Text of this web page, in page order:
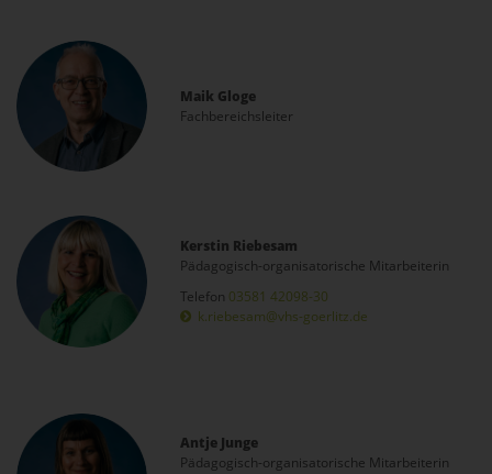
Maik Gloge
Fachbereichsleiter
Kerstin Riebesam
Pädagogisch-organisatorische Mitarbeiterin
Telefon 03581 42098-30
k.riebesam@vhs-goerlitz.de
Antje Junge
Pädagogisch-organisatorische Mitarbeiterin